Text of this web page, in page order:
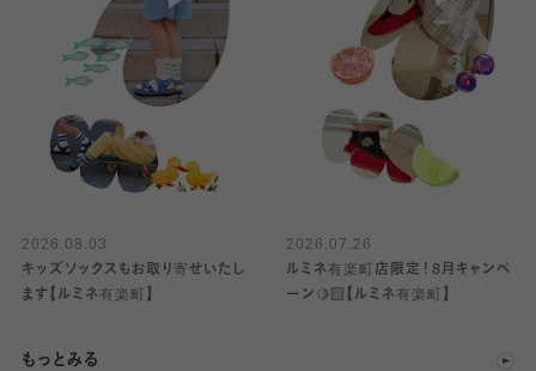
2026.08.03
キッズソックスもお取り寄せいたし
ます【ルミネ有楽町】
2026.07.26
ルミネ有楽町店限定！8月キャンペ
ーン🍋‍🟩【ルミネ有楽町】
もっとみる